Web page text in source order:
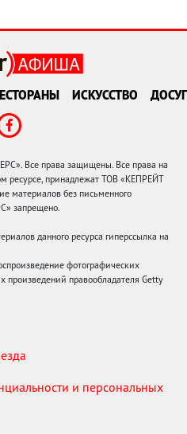
ИСКУССТВО ДОСУГ
Все права защищены. Все права на
ресурсе, принадлежат ТОВ «КЕПРЕЙТ
материалов без письменного
запрещено.
данного ресурса гиперссылка на
фотографических
произведений правообладателя Getty
и персональных